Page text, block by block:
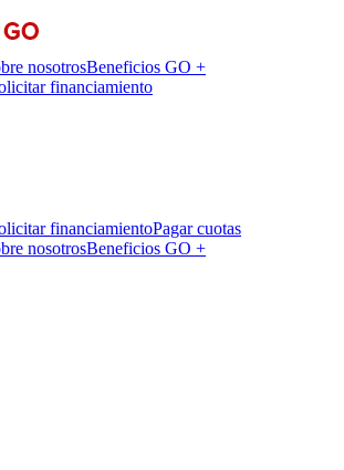
nosotrosBeneficios GO +
financiamiento
financiamientoPagar cuotas
nosotrosBeneficios GO +